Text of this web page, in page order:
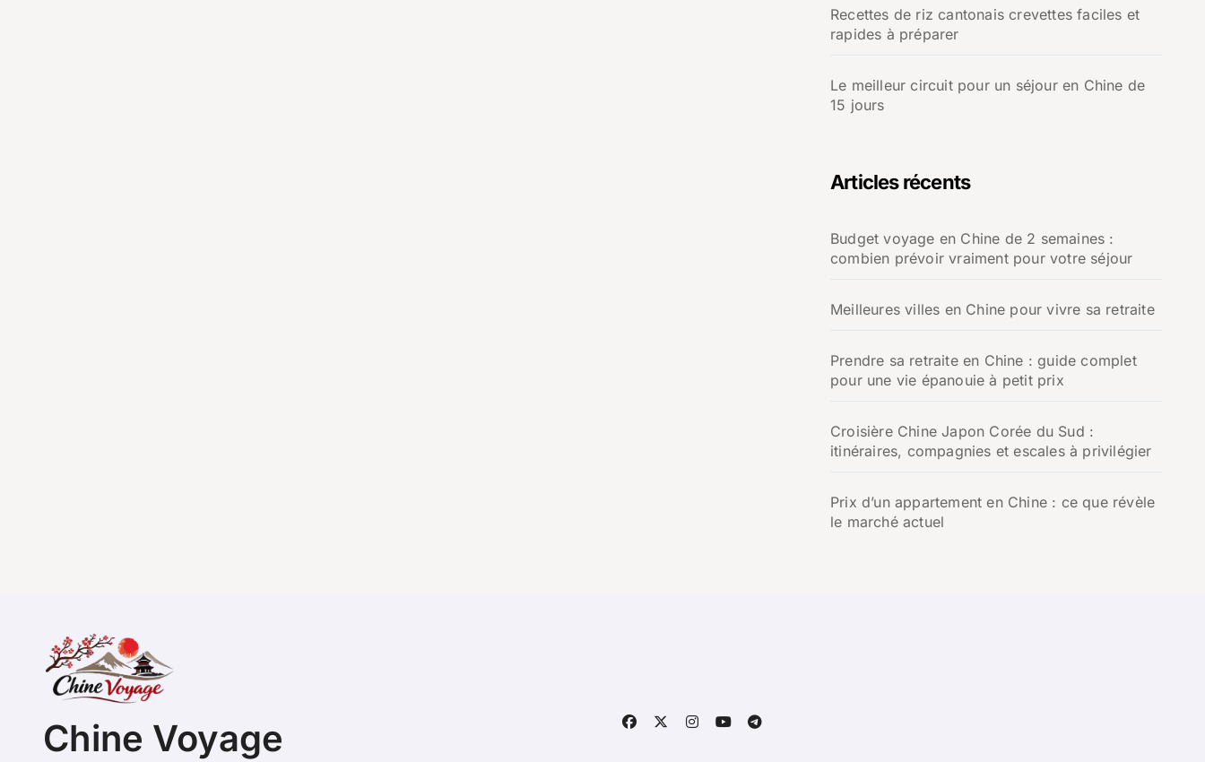
Recettes de riz cantonais crevettes faciles et
rapides à préparer
Le meilleur circuit pour un séjour en Chine de
15 jours
Articles récents
Budget voyage en Chine de 2 semaines :
combien prévoir vraiment pour votre séjour
Meilleures villes en Chine pour vivre sa retraite
Prendre sa retraite en Chine : guide complet
pour une vie épanouie à petit prix
Croisière Chine Japon Corée du Sud :
itinéraires, compagnies et escales à privilégier
Prix d’un appartement en Chine : ce que révèle
le marché actuel
Chine Voyage